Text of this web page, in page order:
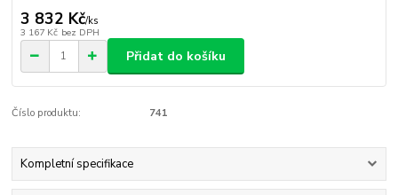
3 832 Kč/ks
3 167 Kč bez DPH
Přidat do košíku
Číslo produktu: 741
Kompletní specifikace